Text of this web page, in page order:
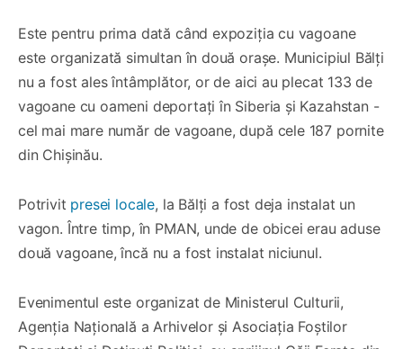
Este pentru prima dată când expoziția cu vagoane
este organizată simultan în două orașe. Municipiul Bălți
nu a fost ales întâmplător, or de aici au plecat 133 de
vagoane cu oameni deportați în Siberia și Kazahstan -
cel mai mare număr de vagoane, după cele 187 pornite
din Chișinău.
Potrivit presei locale, la Bălți a fost deja instalat un
vagon. Între timp, în PMAN, unde de obicei erau aduse
două vagoane, încă nu a fost instalat niciunul.
Evenimentul este organizat de Ministerul Culturii,
Agenția Națională a Arhivelor și Asociația Foștilor